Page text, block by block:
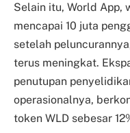
Selain itu, World App,
mencapai 10 juta
setelah
terus meningkat.
penutupan
operasionalnya,
token WLD sebesar